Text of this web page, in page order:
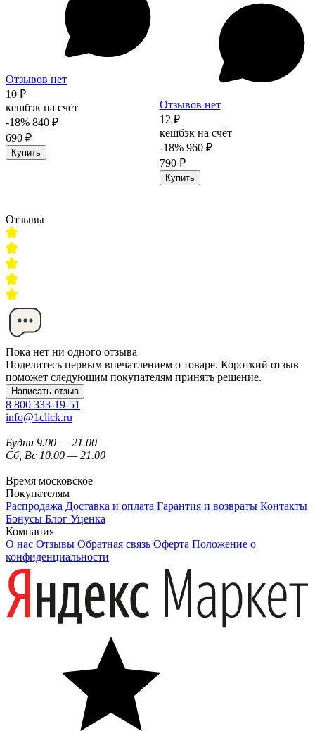
Отзывов нет
10 ₽
кешбэк на счёт
-18% 840 ₽
690 ₽
Купить
Отзывов нет
12 ₽
кешбэк на счёт
-18% 960 ₽
790 ₽
Купить
Отзывы
Пока нет ни одного отзыва
Поделитесь первым впечатлением о товаре. Короткий отзыв
поможет следующим покупателям принять решение.
Написать отзыв
8 800 333-19-51
info@1click.ru
Будни 9.00 — 21.00
Сб, Вс 10.00 — 21.00
Время московское
Покупателям
Распродажа Доставка и оплата Гарантия и возвраты Контакты
Бонусы Блог Уценка
Компания
О нас Отзывы Обратная связь Оферта Положение о
конфиденциальности